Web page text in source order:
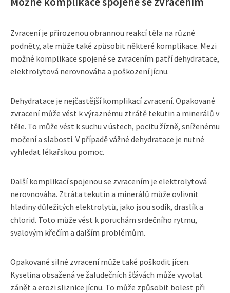
Zvracení je přirozenou obrannou reakcí těla na různé
podněty, ale může také způsobit některé komplikace. Mezi
možné komplikace spojené se zvracením patří dehydratace,
elektrolytová nerovnováha a poškození jícnu.
Dehydratace je nejčastější komplikací zvracení. Opakované
zvracení může vést k výraznému ztrátě tekutin a minerálů v
těle. To může vést k suchu v ústech, pocitu žízně, sníženému
močení a slabosti. V případě vážné dehydratace je nutné
vyhledat lékařskou pomoc.
Další komplikací spojenou se zvracením je elektrolytová
nerovnováha. Ztráta tekutin a minerálů může ovlivnit
hladiny důležitých elektrolytů, jako jsou sodík, draslík a
chlorid. Toto může vést k poruchám srdečního rytmu,
svalovým křečím a dalším problémům.
Opakované silné zvracení může také poškodit jícen.
Kyselina obsažená ve žaludečních šťávách může vyvolat
zánět a erozi sliznice jícnu. To může způsobit bolest při